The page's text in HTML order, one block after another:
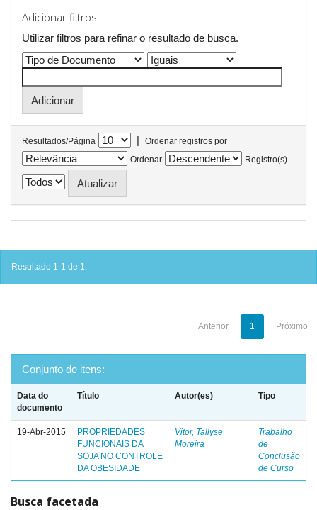
Adicionar filtros:
Utilizar filtros para refinar o resultado de busca.
Resultados/Página |
Ordenar registros por
Ordenar
Registro(s)
Resultado 1-1 de 1.
Anterior 1 Próximo
Conjunto de itens:
Data do
documento
Título Autor(es) Tipo
19-Abr-2015
PROPRIEDADES
FUNCIONAIS DA
SOJA NO CONTROLE
DA OBESIDADE
Vitor, Tallyse
Moreira
Trabalho
de
Conclusão
de Curso
Busca facetada